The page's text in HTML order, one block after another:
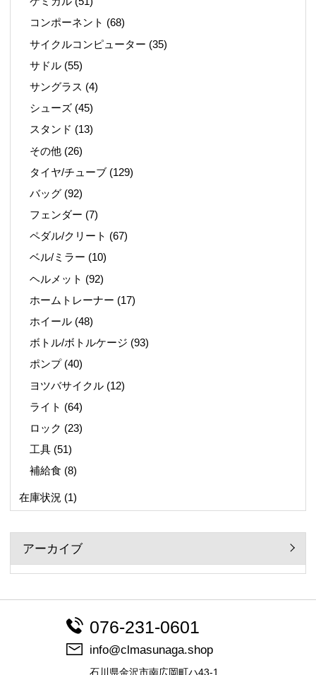
コンポーネント (68)
サイクルコンピューター (35)
サドル (55)
サングラス (4)
シューズ (45)
スタンド (13)
その他 (26)
タイヤ/チューブ (129)
バッグ (92)
フェンダー (7)
ペダル/クリート (67)
ベル/ミラー (10)
ヘルメット (92)
ホームトレーナー (17)
ホイール (48)
ボトル/ボトルケージ (93)
ポンプ(40)
ヨツバサイクル (12)
ライト (64)
ロック (23)
工具 (51)
補給食 (8)
在庫状況 (1)
アーカイブ
076-231-0601
info@clmasunaga.shop
石川県金沢市南広岡町ハ43-1